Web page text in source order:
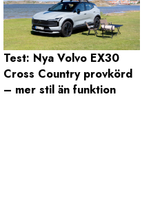
Test: Nya Volvo EX30
Cross Country provkörd
– mer stil än funktion